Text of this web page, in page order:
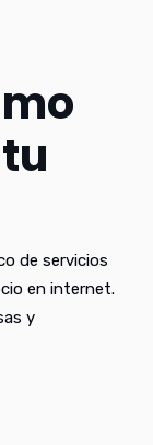
de servicios
en internet.
y